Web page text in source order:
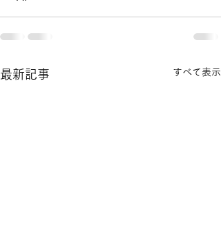
最新記事 すべて表示